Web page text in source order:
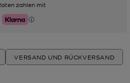
zahlen mit
Klarna
VERSAND UND RÜCKVERSAND